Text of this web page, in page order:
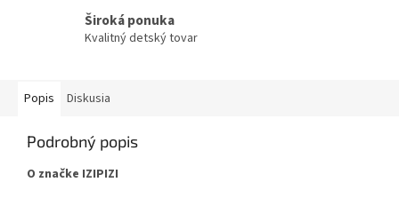
Široká ponuka
Kvalitný detský tovar
Popis Diskusia
Podrobný popis
O značke IZIPIZI